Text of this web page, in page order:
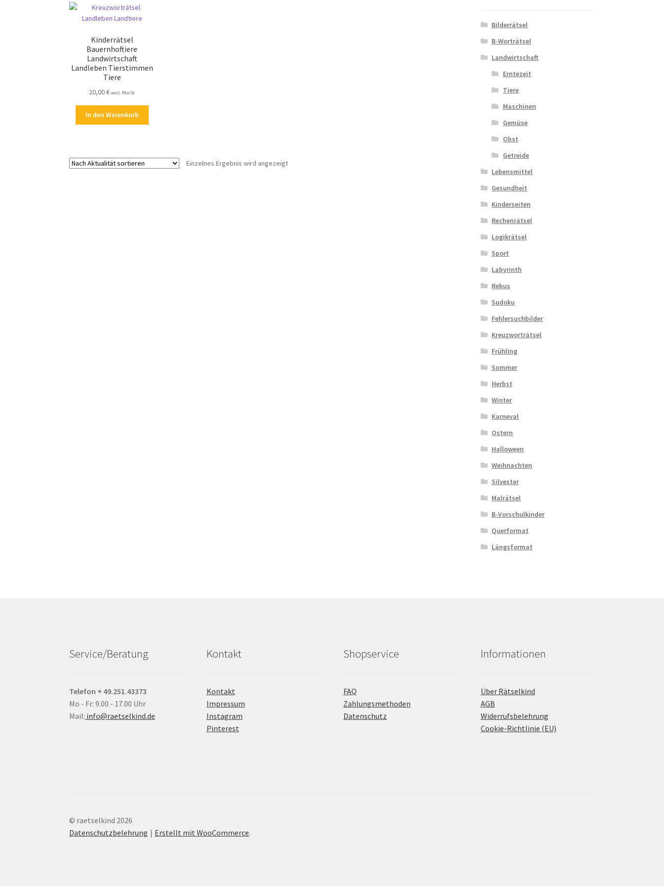
Kinderrätsel
Bauernhoftiere
Landwirtschaft
Landleben Tierstimmen
Tiere
20,00€ excl. MwSt
In den Warenkorb
Einzelnes Ergebnis wird angezeigt
Bilderrätsel
B-Worträtsel
Landwirtschaft
Erntezeit
Tiere
Maschinen
Gemüse
Obst
Getreide
Lebensmittel
Gesundheit
Kinderseiten
Rechenrätsel
Logikrätsel
Sport
Labyrinth
Rebus
Sudoku
Fehlersuchbilder
Kreuzworträtsel
Frühling
Sommer
Herbst
Winter
Karneval
Ostern
Halloween
Weihnachten
Silvester
Malrätsel
B-Vorschulkinder
Querformat
Längsformat
Service/Beratung
Telefon + 49.251.43373
Mo - Fr: 9.00 - 17.00 Uhr
Mail: info@raetselkind.de
Kontakt
Kontakt
Impressum
Instagram
Pinterest
Shopservice
FAQ
Zahlungsmethoden
Datenschutz
Informationen
Über Rätselkind
AGB
Widerrufsbelehrung
Cookie-Richtlinie (EU)
© raetselkind 2026
Datenschutzbelehrung
Erstellt mit WooCommerce.